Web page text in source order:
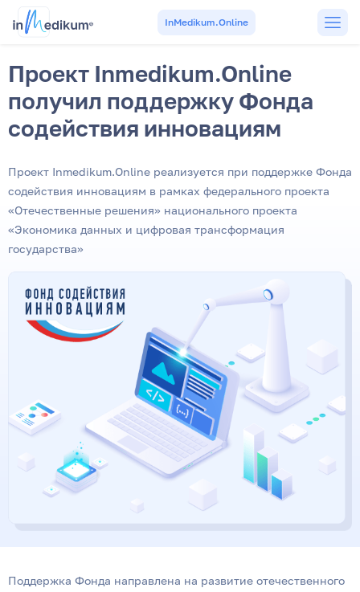
InMedikum.Online
Проект Inmedikum.Online
получил поддержку Фонда
содействия инновациям
Проект Inmedikum.Online реализуется при поддержке Фонда
содействия инновациям в рамках федерального проекта
«Отечественные решения» национального проекта
«Экономика данных и цифровая трансформация
государства»
Поддержка Фонда направлена на развитие отечественного